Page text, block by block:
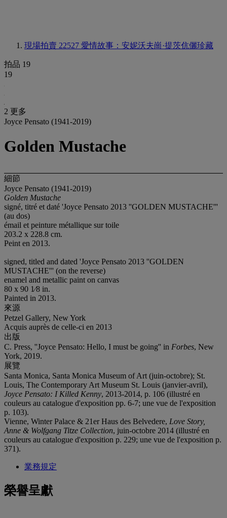
現場拍賣 22527 愛情故事：安妮沃夫崗·提茨伉儷珍藏
拍品 19
19
2 更多
Joyce Pensato (1941-2019)
Golden Mustache
細節
Joyce Pensato (1941-2019)
Golden Mustache
signé, titré et daté 'Joyce Pensato 2013 ''GOLDEN MUSTACHE'''
(au dos)
émail et peinture métallique sur toile
203.2 x 228.8 cm.
Peint en 2013.
signed, titled and dated 'Joyce Pensato 2013 ''GOLDEN
MUSTACHE''' (on the reverse)
enamel and metallic paint on canvas
80 x 90 1⁄8 in.
Painted in 2013.
來源
Petzel Gallery, New York
Acquis auprès de celle-ci en 2013
出版
C. Press, ''Joyce Pensato: Hello, I must be going'' in Forbes, New
York, 2019.
展覽
Santa Monica, Santa Monica Museum of Art (juin-octobre); St.
Louis, The Contemporary Art Museum St. Louis (janvier-avril),
Joyce Pensato: I Killed Kenny, 2013-2014, p. 106 (illustré en
couleurs au catalogue d'exposition pp. 6-7; une vue de l'exposition
p. 103).
Vienne, Winter Palace & 21er Haus des Belvedere, Love Story,
Anne & Wolfgang Titze Collection, juin-octobre 2014 (illustré en
couleurs au catalogue d'exposition p. 229; une vue de l'exposition p.
371).
業務規定
榮譽呈獻